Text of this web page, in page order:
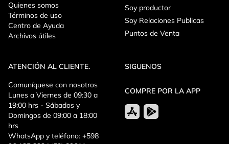
Quienes somos
Términos de uso
Centro de Ayuda
Archivos útiles
Soy productor
Soy Relaciones Publicas
Puntos de Venta
ATENCIÓN AL CLIENTE.
Comuníquese con nosotros
Lunes a Viernes de 09:30 a
19:00 hrs - Sábados y
Domingos de 09:00 a 18:00
hrs
WhatsApp y teléfono: +598
SIGUENOS
COMPRE POR LA APP